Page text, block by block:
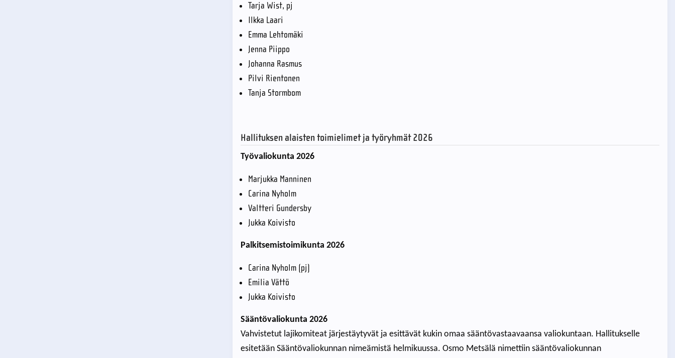
Tarja Wist, pj
Ilkka Laari
Emma Lehtomäki
Jenna Piippo
Johanna Rasmus
Pilvi Rientonen
Tanja Stormbom
Hallituksen alaisten toimielimet ja työryhmät 2026
Työvaliokunta 2026
Marjukka Manninen
Carina Nyholm
Valtteri Gundersby
Jukka Koivisto
Palkitsemistoimikunta 2026
Carina Nyholm (pj)
Emilia Vättö
Jukka Koivisto
Sääntövaliokunta 2026
Vahvistetut lajikomiteat järjestäytyvät ja esittävät kukin omaa sääntövastaavaansa valiokuntaan. Hallitukselle
esitetään Sääntövaliokunnan nimeämistä helmikuussa. Osmo Metsälä nimettiin sääntövaliokunnan